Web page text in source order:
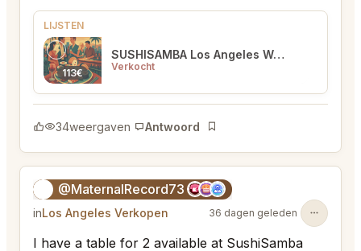
LIJSTEN
113€
SUSHISAMBA Los Angeles West Hollywood
Verkocht
34weergaven Antwoord
Bladwijzer
@MaternalRecord73
inLos Angeles Verkopen 36 dagen geleden
I have a table for 2 available at SushiSamba